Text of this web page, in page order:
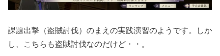
課題出撃（盗賊討伐）のまえの実践演習のようです。しか
し、こちらも盗賊討伐なのだけど・・。